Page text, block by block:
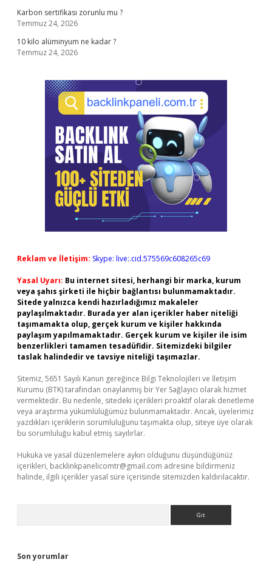
Karbon sertifikası zorunlu mu ?
Temmuz 24, 2026
10 kilo alüminyum ne kadar ?
Temmuz 24, 2026
Reklam ve İletişim: Skype: live:.cid.575569c608265c69
Yasal Uyarı: Bu internet sitesi, herhangi bir marka, kurum
veya şahıs şirketi ile hiçbir bağlantısı bulunmamaktadır.
Sitede yalnızca kendi hazırladığımız makaleler
paylaşılmaktadır. Burada yer alan içerikler haber niteliği
taşımamakta olup, gerçek kurum ve kişiler hakkında
paylaşım yapılmamaktadır. Gerçek kurum ve kişiler ile isim
benzerlikleri tamamen tesadüfidir. Sitemizdeki bilgiler
taslak halindedir ve tavsiye niteliği taşımazlar.
Sitemiz, 5651 Sayılı Kanun gereğince Bilgi Teknolojileri ve İletişim
Kurumu (BTK) tarafından onaylanmış bir Yer Sağlayıcı olarak hizmet
vermektedir. Bu nedenle, sitedeki içerikleri proaktif olarak denetleme
veya araştırma yükümlülüğümüz bulunmamaktadır. Ancak, üyelerimiz
yazdıkları içeriklerin sorumluluğunu taşımakta olup, siteye üye olarak
bu sorumluluğu kabul etmiş sayılırlar.
Hukuka ve yasal düzenlemelere aykırı olduğunu düşündüğünüz
içerikleri, backlinkpanelicomtr@gmail.com adresine bildirmeniz
halinde, ilgili içerikler yasal süre içerisinde sitemizden kaldırılacaktır.
Son yorumlar